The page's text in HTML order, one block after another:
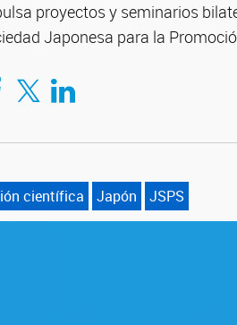
proyectos y seminarios
Japonesa para la
en Facebook
Compartir en TwitterCompartir en LinkedIn
científica Japón JSPS